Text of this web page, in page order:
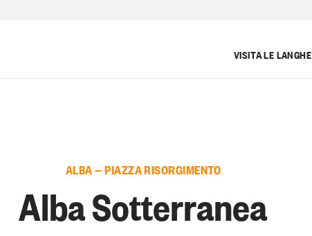
VISITA LE LANGHE
ALBA — PIAZZA RISORGIMENTO
Alba Sotterranea